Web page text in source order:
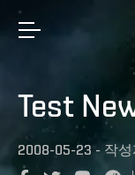
Test
2008-05-23 - 작